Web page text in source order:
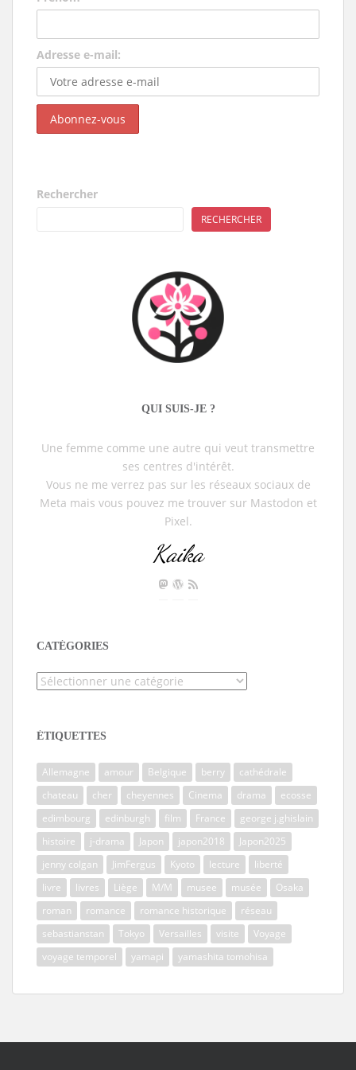
Adresse e-mail:
Rechercher
RECHERCHER
QUI SUIS-JE ?
Une femme comme une autre qui veut transmettre
ses centres d'intérêt.
Vous ne me verrez pas sur les réseaux sociaux de
Meta mais vous pouvez me trouver sur Mastodon et
Pixel.
Kaika
CATÉGORIES
Catégories
ÉTIQUETTES
Allemagne amour Belgique berry
cathédrale
chateau
cher cheyennes Cinema drama
ecosse
edimbourg
edinburgh film France
george j.ghislain
histoire
j-drama Japon japon2018
Japon2025
jenny colgan
JimFergus Kyoto lecture
liberté
livre
livres Liège M/M musee musée
Osaka
roman
romance romance historique
réseau
sebastianstan
Tokyo Versailles visite
Voyage
voyage temporel
yamapi yamashita tomohisa